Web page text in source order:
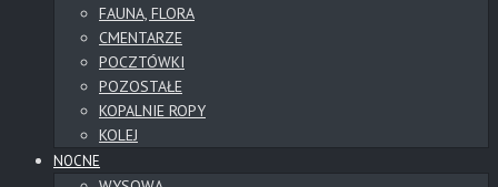
FAUNA, FLORA
CMENTARZE
POCZTÓWKI
POZOSTAŁE
KOPALNIE ROPY
KOLEJ
NOCNE